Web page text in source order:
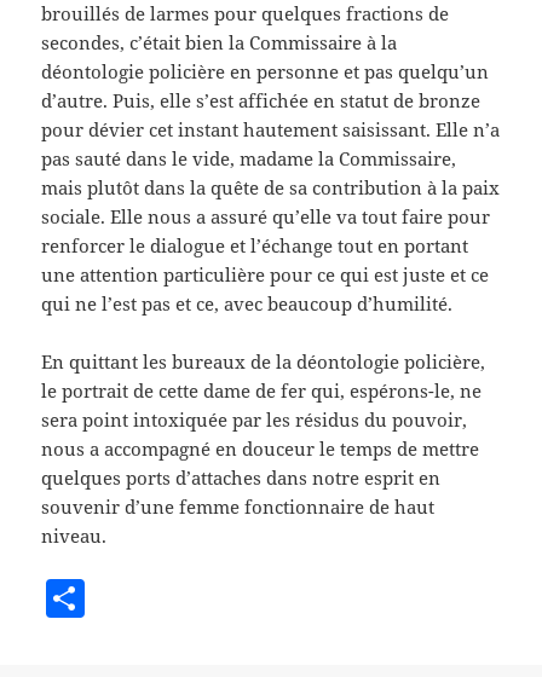
brouillés de larmes pour quelques fractions de
secondes, c’était bien la Commissaire à la
déontologie policière en personne et pas quelqu’un
d’autre. Puis, elle s’est affichée en statut de bronze
pour dévier cet instant hautement saisissant. Elle n’a
pas sauté dans le vide, madame la Commissaire,
mais plutôt dans la quête de sa contribution à la paix
sociale. Elle nous a assuré qu’elle va tout faire pour
renforcer le dialogue et l’échange tout en portant
une attention particulière pour ce qui est juste et ce
qui ne l’est pas et ce, avec beaucoup d’humilité.
En quittant les bureaux de la déontologie policière,
le portrait de cette dame de fer qui, espérons-le, ne
sera point intoxiquée par les résidus du pouvoir,
nous a accompagné en douceur le temps de mettre
quelques ports d’attaches dans notre esprit en
souvenir d’une femme fonctionnaire de haut
niveau.